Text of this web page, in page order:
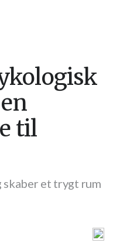
til
skaber et trygt rum